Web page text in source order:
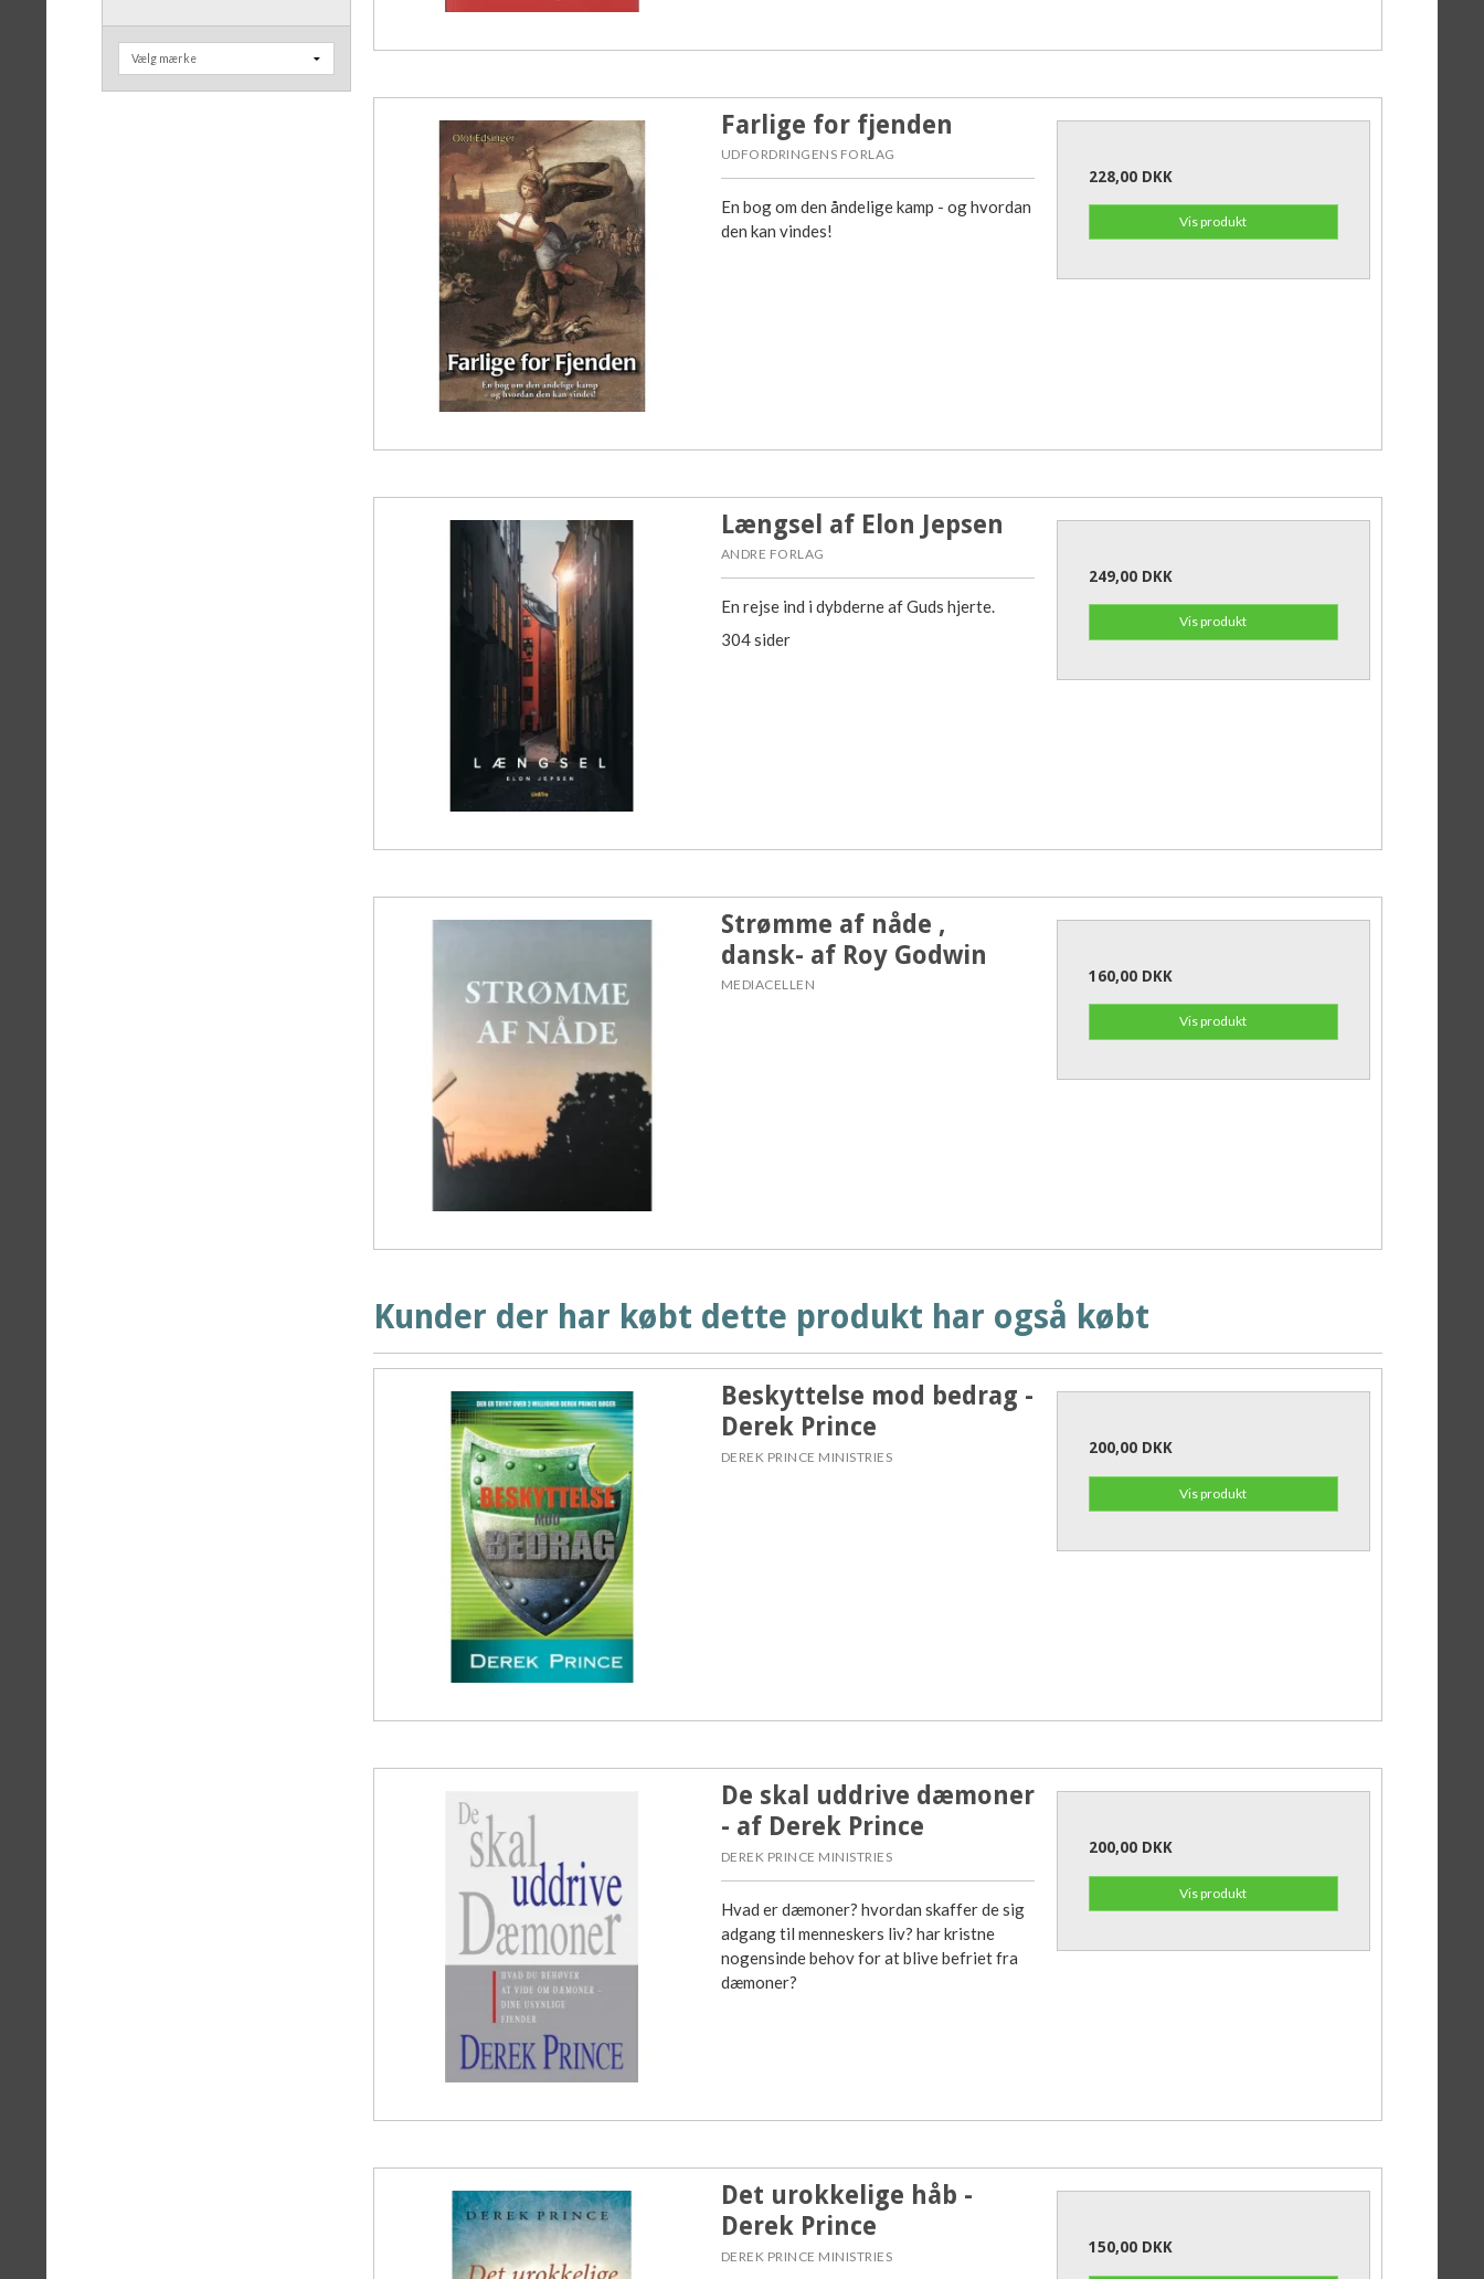
Farlige for fjenden
UDFORDRINGENS FORLAG
En bog om den åndelige kamp - og hvordan
den kan vindes!
228,00 DKK
Vis produkt
Længsel af Elon Jepsen
ANDRE FORLAG
En rejse ind i dybderne af Guds hjerte.
304 sider
249,00 DKK
Vis produkt
Strømme af nåde ,
dansk- af Roy Godwin
MEDIACELLEN
160,00 DKK
Vis produkt
Kunder der har købt dette produkt har også købt
Beskyttelse mod bedrag -
Derek Prince
DEREK PRINCE MINISTRIES
200,00 DKK
Vis produkt
De skal uddrive dæmoner
- af Derek Prince
DEREK PRINCE MINISTRIES
Hvad er dæmoner? hvordan skaffer de sig
adgang til menneskers liv? har kristne
nogensinde behov for at blive befriet fra
dæmoner?
200,00 DKK
Vis produkt
Det urokkelige håb -
Derek Prince
DEREK PRINCE MINISTRIES
150,00 DKK